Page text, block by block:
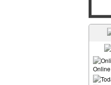
Online